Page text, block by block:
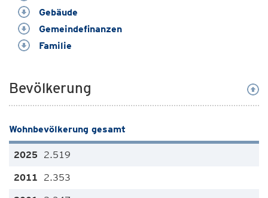
Gebäude
Gemeindefinanzen
Familie
Bevölkerung
Wohnbevölkerung gesamt
2.519
2.353